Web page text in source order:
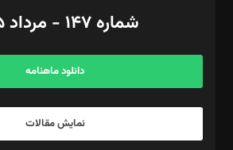
آگهی و مشترکین: ۰۹۱۹۹۹۹۰۴۵۴
شماره ۱۴۷ - مرداد ۱۴۰۵
دانلود ماهنامه
نمایش مقالات